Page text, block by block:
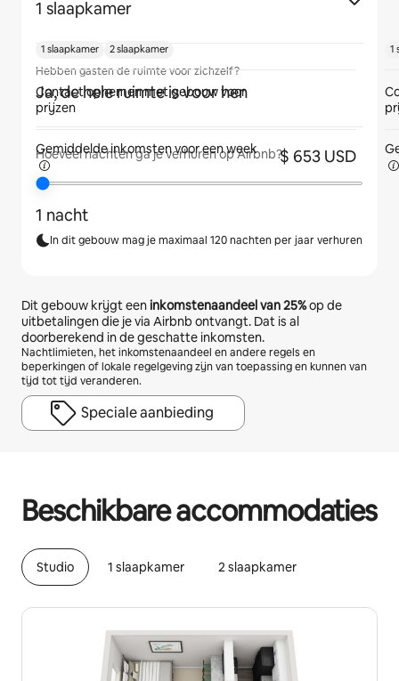
1 slaapkamer
Hebben gasten de ruimte voor zichzelf?
Ja, de hele ruimte is voor hen
Hoeveel nachten ga je verhuren op Airbnb?
1 nacht
In dit gebouw mag je maximaal 120 nachten per jaar verhuren
Dit gebouw krijgt eeninkomstenaandeel van25%op de
uitbetalingen die je via Airbnb ontvangt. Dat is al
doorberekend in de geschatte inkomsten.
Nachtlimieten, het inkomstenaandeel en andere regels en
beperkingen of lokale regelgeving zijn van toepassing en kunnen van
tijd tot tijd veranderen.
Speciale aanbieding
Beschikbare accommodaties
Studio 1 slaapkamer 2 slaapkamer
1 slaapkamer 2 slaapkamer
Contact opnemen met gebouw voor
prijzen
Gemiddelde inkomsten voor eenweek $ 653 USD
1